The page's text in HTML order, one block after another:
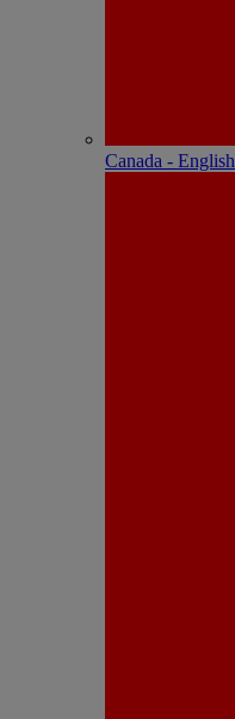
Canada - English